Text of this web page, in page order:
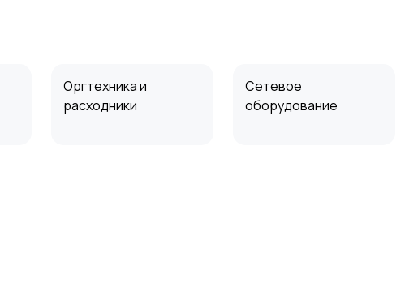
Оргтехника и
расходники
Сетевое
оборудование